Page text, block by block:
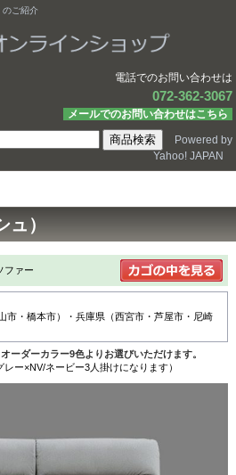
のご紹介
電話でのお問い合わせは
072-362-3067
メールでのお問い合わせはこちら
Powered by
Yahoo! JAPAN
）
ァー
市・橋本市）・兵庫県（西宮市・芦屋市・尼崎
ーダーカラー9色よりお選びいただけます。
ー×NV/ネービー3人掛けになります）